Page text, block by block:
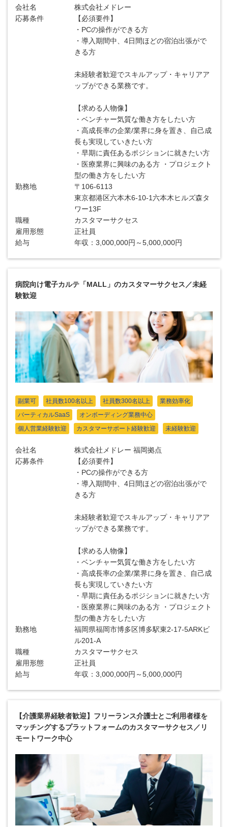
会社名
株式会社メドレー
応募条件
【必須要件】
・PCの操作ができる方
・導入期間中、4日間ほどの宿泊出張がで
きる方
未経験者歓迎でスキルアップ・キャリアア
ップができる業務です。
【求める人物像】
・ベンチャー気質な働き方をしたい方
・高成長率の企業/業界に身を置き、自己成
長も実現していきたい方
・早期に責任あるポジションに就きたい方
・医療業界に興味のある方 ・プロジェクト
型の働き方をしたい方
勤務地
〒106-6113
東京都港区六本木6-10-1六本木ヒルズ森タ
ワー13F
職種
カスタマーサクセス
雇用形態
正社員
給与
年収：3,000,000円～5,000,000円
病院向け電子カルテ「MALL」のカスタマーサクセス／未経
験歓迎
副業可 社員数100名以上 社員数300名以上
業務効率化
バーティカルSaaS
オンボーディング業務中心
個人営業経験歓迎
カスタマーサポート経験歓迎 未経験歓迎
会社名
株式会社メドレー 福岡拠点
応募条件
【必須要件】
・PCの操作ができる方
・導入期間中、4日間ほどの宿泊出張がで
きる方
未経験者歓迎でスキルアップ・キャリアア
ップができる業務です。
【求める人物像】
・ベンチャー気質な働き方をしたい方
・高成長率の企業/業界に身を置き、自己成
長も実現していきたい方
・早期に責任あるポジションに就きたい方
・医療業界に興味のある方 ・プロジェクト
型の働き方をしたい方
勤務地
福岡県福岡市博多区博多駅東2-17-5ARKビ
ル201-A
職種
カスタマーサクセス
雇用形態
正社員
給与
年収：3,000,000円～5,000,000円
【介護業界経験者歓迎】フリーランス介護士とご利用者様を
マッチングするプラットフォームのカスタマーサクセス／リ
モートワーク中心